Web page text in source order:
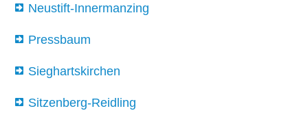
Neustift-Innermanzing
Pressbaum
Sieghartskirchen
Sitzenberg-Reidling